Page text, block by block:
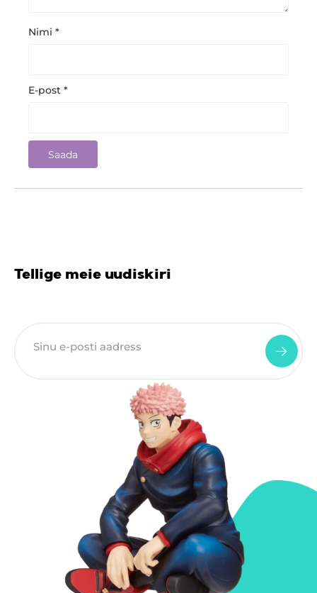
Nimi *
E-post *
Tellige meie uudiskiri